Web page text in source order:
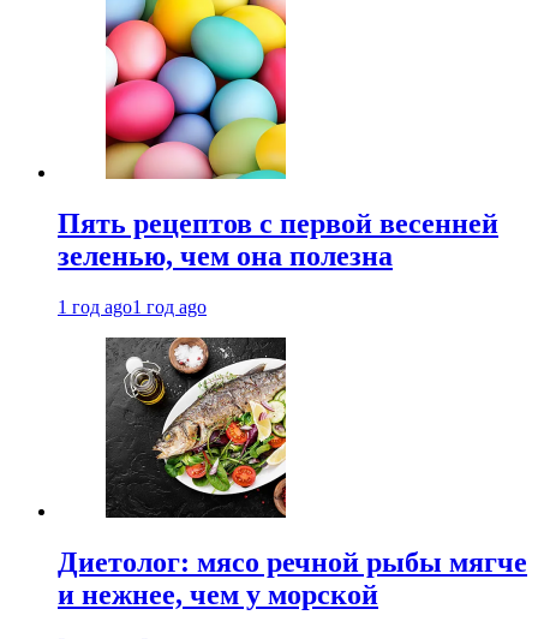
Пять рецептов с первой весенней
зеленью, чем она полезна
1 год ago1 год ago
Диетолог: мясо речной рыбы мягче
и нежнее, чем у морской